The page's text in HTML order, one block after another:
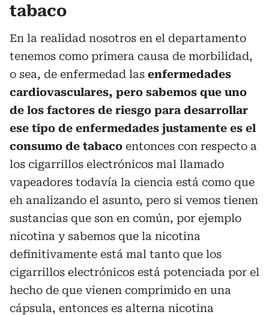
tabaco
En la realidad nosotros en el departamento
tenemos como primera causa de morbilidad,
o sea, de enfermedad las enfermedades
cardiovasculares, pero sabemos que uno
de los factores de riesgo para desarrollar
ese tipo de enfermedades justamente es el
consumo de tabaco entonces con respecto a
los cigarrillos electrónicos mal llamado
vapeadores todavía la ciencia está como que
eh analizando el asunto, pero si vemos tienen
sustancias que son en común, por ejemplo
nicotina y sabemos que la nicotina
definitivamente está mal tanto que los
cigarrillos electrónicos está potenciada por el
hecho de que vienen comprimido en una
cápsula, entonces es alterna nicotina